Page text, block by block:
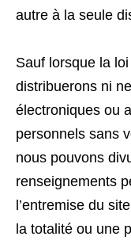
autre à la seule
Sauf lorsque la
distribuerons ni
électroniques ou
personnels sans
nous pouvons
renseignements
l’entremise du
la totalité ou une